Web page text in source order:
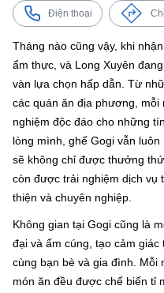
Điện thoại
Tháng nào cũng vậy, khi
ẩm thực, và Long Xuyên
vàn lựa chọn hấp dẫn. Từ
các quán ăn địa phương,
nghiệm độc đáo cho những
lòng mình, ghế Gogi vẫn
sẽ không chỉ được thưởng
còn được trải nghiệm dịch vụ
thiện và chuyên nghiệp.
Không gian tại Gogi cũng là
đại và ấm cúng, tạo cảm
cùng bạn bè và gia đình.
món ăn đều được chế biến tỉ